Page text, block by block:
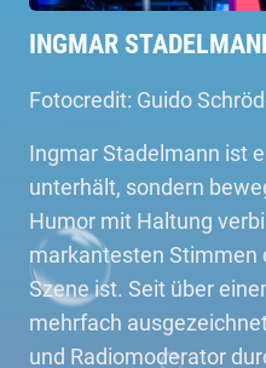
INGMAR
Fotocredit: Guido
Ingmar Stadelmann ist
unterhält, sondern
Humor mit Haltung
markantesten Stimmen
Szene ist. Seit über
mehrfach
und Radiomoderator